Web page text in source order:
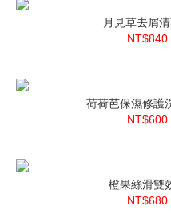
月見草去屑
NT$840
荷荷芭保濕修護
NT$600
橙果絲滑雙
NT$680